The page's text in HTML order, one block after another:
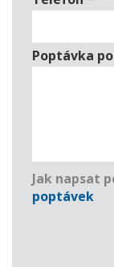
Poptávka
Jak napsat
poptávek